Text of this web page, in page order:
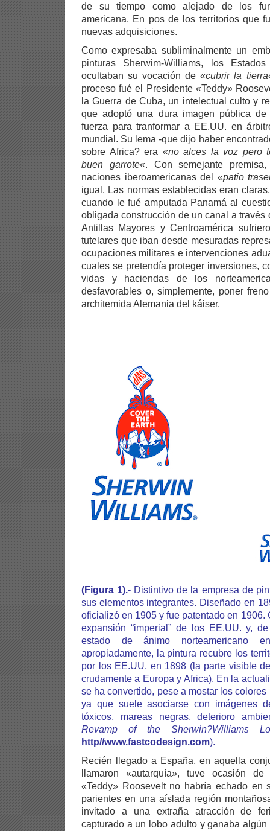
de su tiempo como alejado de los
americana. En pos de los territorios que
nuevas adquisiciones.
Como expresaba subliminalmente un
pinturas Sherwim-Williams, los
ocultaban su vocación de «cubrir la tierra
proceso fué el Presidente «Teddy»
la Guerra de Cuba, un intelectual culto y
que adoptó una dura imagen pública
fuerza para tranformar a EE.UU. en
mundial. Su lema -que dijo haber
sobre Africa? era «no alces la voz pero
buen garrote«. Con semejante
naciones iberoamericanas del «patio
igual. Las normas establecidas eran
cuando le fué amputada Panamá al
obligada construcción de un canal a través
Antillas Mayores y Centroamérica
tutelares que iban desde mesuradas
ocupaciones militares e intervenciones
cuales se pretendía proteger inversiones,
vidas y haciendas de los
desfavorables o, simplemente, poner
architemida Alemania del káiser.
(Figura 1).- Distintivo de la empresa de
sus elementos integrantes. Diseñado en
oficializó en 1905 y fue patentado en
expansión “imperial” de los EE.UU. y,
estado de ánimo norteamericano
apropiadamente, la pintura recubre los
por los EE.UU. en 1898 (la parte visible
crudamente a Europa y Africa). En la
se ha convertido, pese a mostar los colores
ya que suele asociarse con imágenes
tóxicos, mareas negras, deterioro
Revamp of the Sherwin?Williams
http//www.fastcodesign.com).
Recién llegado a España, en aquella
llamaron «autarquía», tuve ocasión
«Teddy» Roosevelt no habría echado en
parientes en una aíslada región
invitado a una extraña atracción de
capturado a un lobo adulto y ganaba